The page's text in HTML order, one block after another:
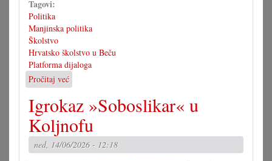
Tagovi:
Politika
Manjinska politika
Školstvo
Hrvatsko školstvo u Beču
Platforma dijaloga
Pročitaj već
Platforma
dijaloga
s
težišćem
na
školstvu
Igrokaz »Soboslikar« u
Koljnofu
ned, 14/06/2026 - 12:18